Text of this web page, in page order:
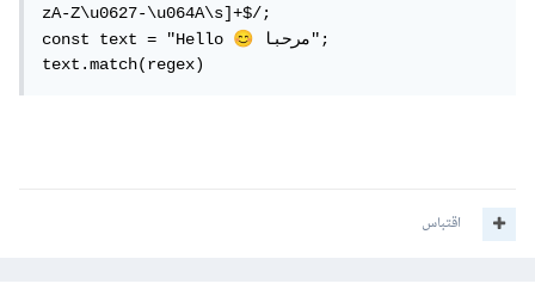
zA-Z\u0627-\u064A\s]+$/;
const text = "Hello 😊
text.match(regex)
اقتباس